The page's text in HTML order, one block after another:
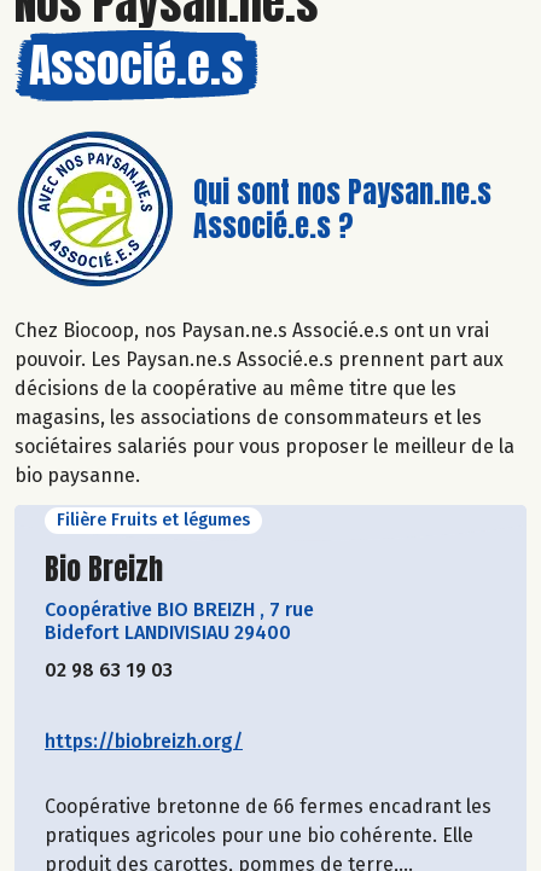
Associé.e.s
Qui sont nos Paysan.ne.s
Associé.e.s ?
Chez Biocoop, nos Paysan.ne.s Associé.e.s ont un vrai
pouvoir. Les Paysan.ne.s Associé.e.s prennent part aux
décisions de la coopérative au même titre que les
magasins, les associations de consommateurs et les
sociétaires salariés pour vous proposer le meilleur de la
bio paysanne.
Filière Fruits et légumes
Découvrir le producteur
Bio Breizh
Coopérative BIO BREIZH , 7 rue
Bidefort LANDIVISIAU 29400
02 98 63 19 03
https://biobreizh.org/
Coopérative bretonne de 66 fermes encadrant les
pratiques agricoles pour une bio cohérente. Elle
produit des carottes, pommes de terre,...